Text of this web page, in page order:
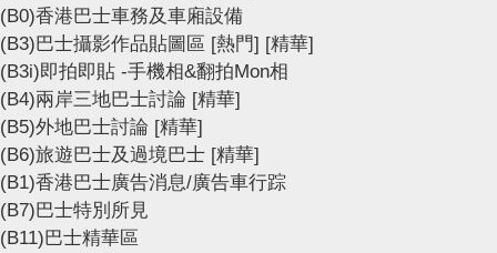
(B0)香港巴士車務及車廂設備
(B3)巴士攝影作品貼圖區 [熱門] [精華]
(B3i)即拍即貼 -手機相&翻拍Mon相
(B4)兩岸三地巴士討論 [精華]
(B5)外地巴士討論 [精華]
(B6)旅遊巴士及過境巴士 [精華]
(B1)香港巴士廣告消息/廣告車行踪
(B7)巴士特別所見
(B11)巴士精華區